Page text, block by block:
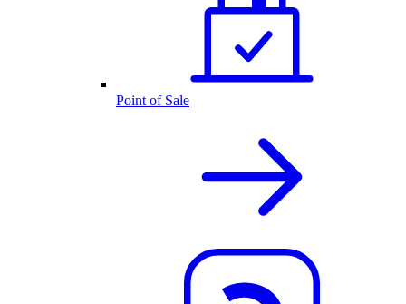
Point of Sale